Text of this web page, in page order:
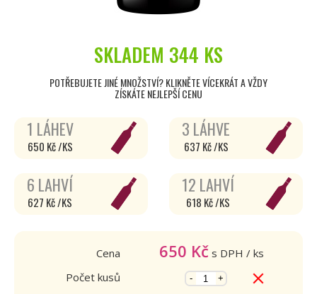
SKLADEM 344 KS
POTŘEBUJETE JINÉ MNOŽSTVÍ? KLIKNĚTE VÍCEKRÁT A VŽDY
ZÍSKÁTE NEJLEPŠÍ CENU
1 LÁHEV
650 Kč /KS
3 LÁHVE
637 Kč /KS
6 LAHVÍ
627 Kč /KS
12 LAHVÍ
618 Kč /KS
Cena 650 Kč s DPH / ks
Počet kusů
- +